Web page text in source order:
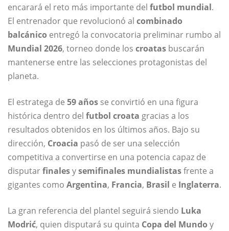
encarará el reto más importante del futbol mundial.
El entrenador que revolucionó al combinado
balcánico entregó la convocatoria preliminar rumbo al
Mundial 2026, torneo donde los croatas buscarán
mantenerse entre las selecciones protagonistas del
planeta.
El estratega de 59 años se convirtió en una figura
histórica dentro del futbol croata gracias a los
resultados obtenidos en los últimos años. Bajo su
dirección, Croacia pasó de ser una selección
competitiva a convertirse en una potencia capaz de
disputarfinalesysemifinales mundialistasfrente a
gigantes como Argentina, Francia, Brasil e Inglaterra.
La gran referencia del plantel seguirá siendo Luka
Modrić, quien disputará su quinta Copa del Mundo y